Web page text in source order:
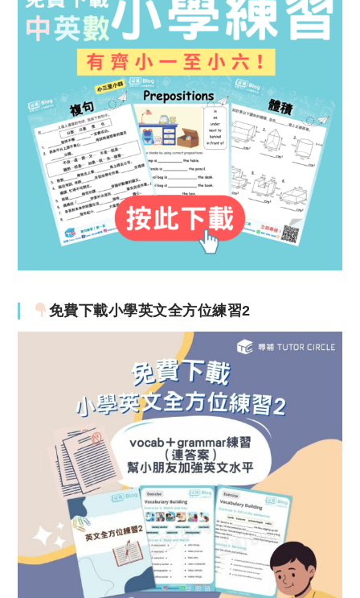
免費下載小學英文全方位練習2